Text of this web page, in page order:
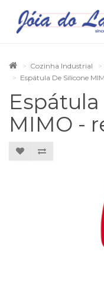
Cozinha Industrial
Espátula De Silicone
MIMO -